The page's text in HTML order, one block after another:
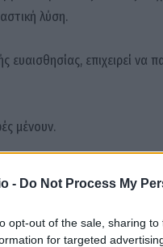
- Do Not Process My
opt-out of the sale, sharing
for targeted
λύση.
ευαισθησίας, επιχειρεί να
μένουν.
με το χάος που παρέδωσε
99,7 δισ. ευρώ το 2018